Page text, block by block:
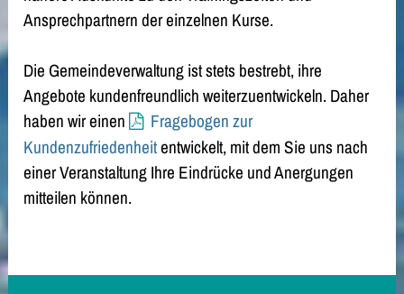
Ansprechpartnern der einzelnen Kurse.
Die Gemeindeverwaltung ist stets bestrebt, ihre
Angebote kundenfreundlich weiterzuentwickeln. Daher
haben wir einen
Fragebogen zur
Kundenzufriedenheitentwickelt, mit dem Sie uns nach
einer Veranstaltung Ihre Eindrücke und Anergungen
mitteilen können.